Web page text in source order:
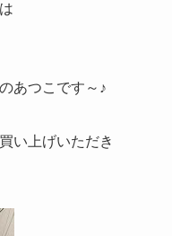
あつこです～♪
い上げいただき